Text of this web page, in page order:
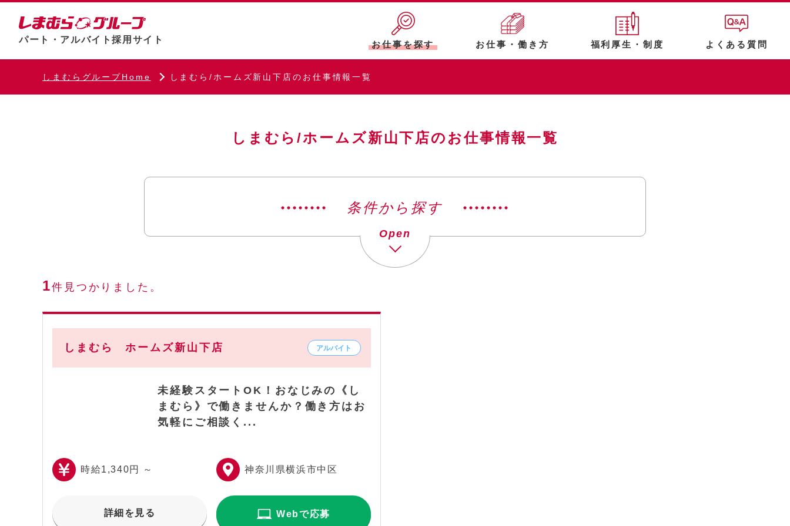
パート・アルバイト採用サイト お仕事を探す お仕事・働き方 福利厚生・制度 よくある質問
しまむらグループHome しまむら/ホームズ新山下店のお仕事情報一覧
しまむら/ホームズ新山下店のお仕事情報一覧
条件から探す
1件見つかりました。
しまむら ホームズ新山下店
未経験スタートOK！おなじみの《し
まむら》で働きませんか？働き方はお
気軽にご相談く...
時給1,340円 ～ 神奈川県横浜市中区
詳細を見る Webで応募